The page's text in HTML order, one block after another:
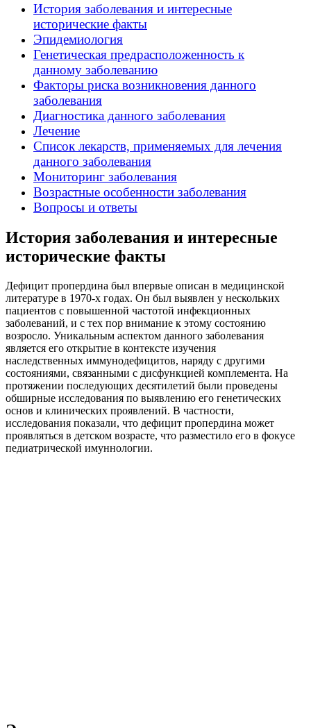
История заболевания и интересные
исторические факты
Эпидемиология
Генетическая предрасположенность к
данному заболеванию
Факторы риска возникновения данного
заболевания
Диагностика данного заболевания
Лечение
Список лекарств, применяемых для лечения
данного заболевания
Мониторинг заболевания
Возрастные особенности заболевания
Вопросы и ответы
История заболевания и интересные
исторические факты
Дефицит пропердина был впервые описан в медицинской
литературе в 1970-х годах. Он был выявлен у нескольких
пациентов с повышенной частотой инфекционных
заболеваний, и с тех пор внимание к этому состоянию
возросло. Уникальным аспектом данного заболевания
является его открытие в контексте изучения
наследственных иммунодефицитов, наряду с другими
состояниями, связанными с дисфункцией комплемента. На
протяжении последующих десятилетий были проведены
обширные исследования по выявлению его генетических
основ и клинических проявлений. В частности,
исследования показали, что дефицит пропердина может
проявляться в детском возрасте, что разместило его в фокусе
педиатрической имуннологии.